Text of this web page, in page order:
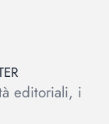
editoriali, i